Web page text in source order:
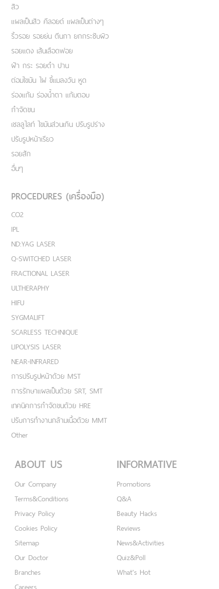
สิว
แผลเป็นสิว คีลอยด์ แผลเป็นต่างๆ
ริ้วรอย รอยย่น ตีนกา ยกกระชับผิว
รอยแดง เส้นเลือดฟอย
ฝ้า กระ รอยดำ ปาน
ต่อมไขมัน ไฝ ขี้แมลงวัน หูด
ร่องแก้ม ร่องน้ำตา แก้มตอบ
กำจัดขน
เชลลูไลท์ ไขมันส่วนเกิน ปรับรูปร่าง
ปรับรูปหน้าเรียว
รอยสัก
อื่นๆ
PROCEDURES (เครื่องมือ)
CO2
IPL
ND:YAG LASER
Q-SWITCHED LASER
FRACTIONAL LASER
ULTHERAPHY
HIFU
SYGMALIFT
SCARLESS TECHNIQUE
LIPOLYSIS LASER
NEAR-INFRARED
การปรับรูปหน้าด้วย MST
การรักษาแผลเป็นด้วย SRT, SMT
เทคนิคการกำจัดขนด้วย HRE
ปรับการทำงานกล้ามเนื้อด้วย MMT
Other
ABOUT US
Our Company
Terms&Conditions
Privacy Policy
Cookies Policy
Sitemap
Our Doctor
Branches
INFORMATIVE
Promotions
Q&A
Beauty Hacks
Reviews
News&Activities
Quiz&Poll
What's Hot